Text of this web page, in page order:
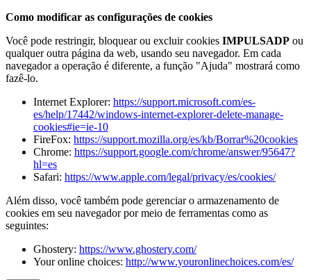
Como modificar as configurações de cookies
Você pode restringir, bloquear ou excluir cookies IMPULSADP ou
qualquer outra página da web, usando seu navegador. Em cada
navegador a operação é diferente, a função "Ajuda" mostrará como
fazê-lo.
Internet Explorer: https://support.microsoft.com/es-
es/help/17442/windows-internet-explorer-delete-manage-
cookies#ie=ie-10
FireFox: https://support.mozilla.org/es/kb/Borrar%20cookies
Chrome: https://support.google.com/chrome/answer/95647?
hl=es
Safari: https://www.apple.com/legal/privacy/es/cookies/
Além disso, você também pode gerenciar o armazenamento de
cookies em seu navegador por meio de ferramentas como as
seguintes:
Ghostery: https://www.ghostery.com/
Your online choices: http://www.youronlinechoices.com/es/